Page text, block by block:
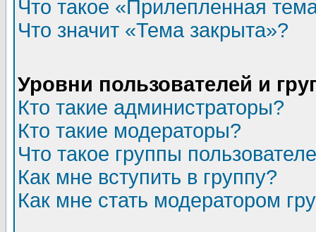
Что такое «Прилепленная
Что значит «Тема закрыта»?
Уровни пользователей и
Кто такие администраторы?
Кто такие модераторы?
Что такое группы
Как мне вступить в группу?
Как мне стать модератором